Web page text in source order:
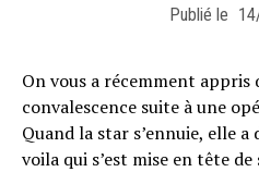
Publié le
On vous a récemment
convalescence suite à une
Quand la star s’ennuie, elle a
voila qui s’est mise en tête